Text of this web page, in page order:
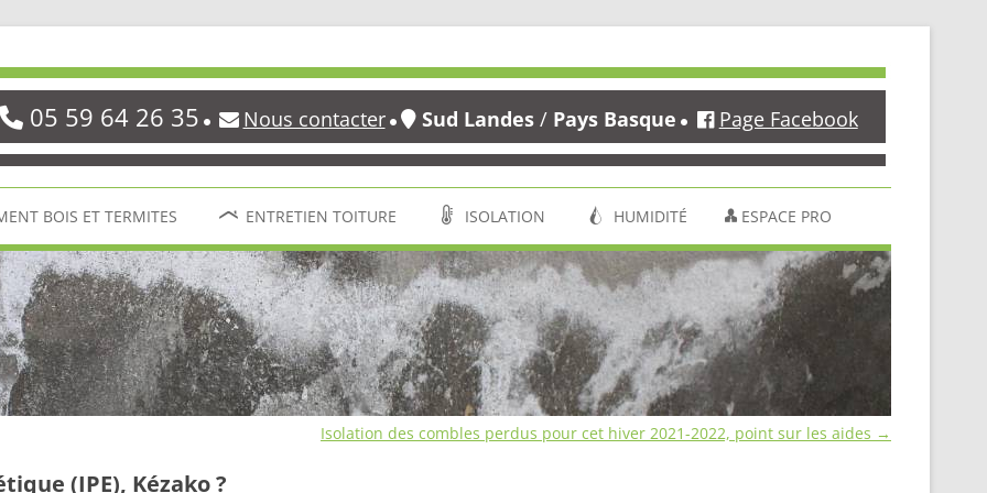
05 59 64 26 35 Nous contacter Sud Landes/ Pays Basque Page Facebook
Aller
au
contenu
BOIS ET TERMITES ENTRETIEN TOITURE ISOLATION HUMIDITÉ ESPACE PRO
Isolation des combles perdus pour cet hiver 2021-2022, point sur les aides →
(IPE), Kézako ?